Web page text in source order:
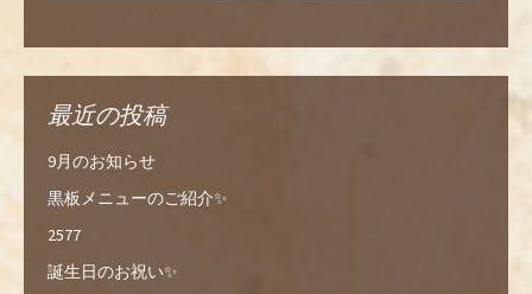
最近の投稿
9月のお知らせ
黒板メニューのご紹介✨
2577
誕生日のお祝い✨